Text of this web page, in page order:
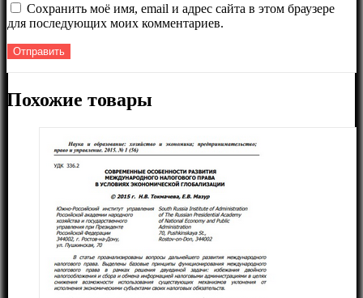
Сохранить моё имя, email и адрес сайта в этом браузере
для последующих моих комментариев.
Похожие товары